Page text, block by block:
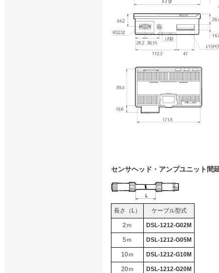
センサヘッド・アンプユニット間
長さ（L） ケーブル型式
2ｍ DSL-1212-G02M
5ｍ DSL-1212-G05M
10ｍ DSL-1212-G10M
20ｍ DSL-1212-G20M